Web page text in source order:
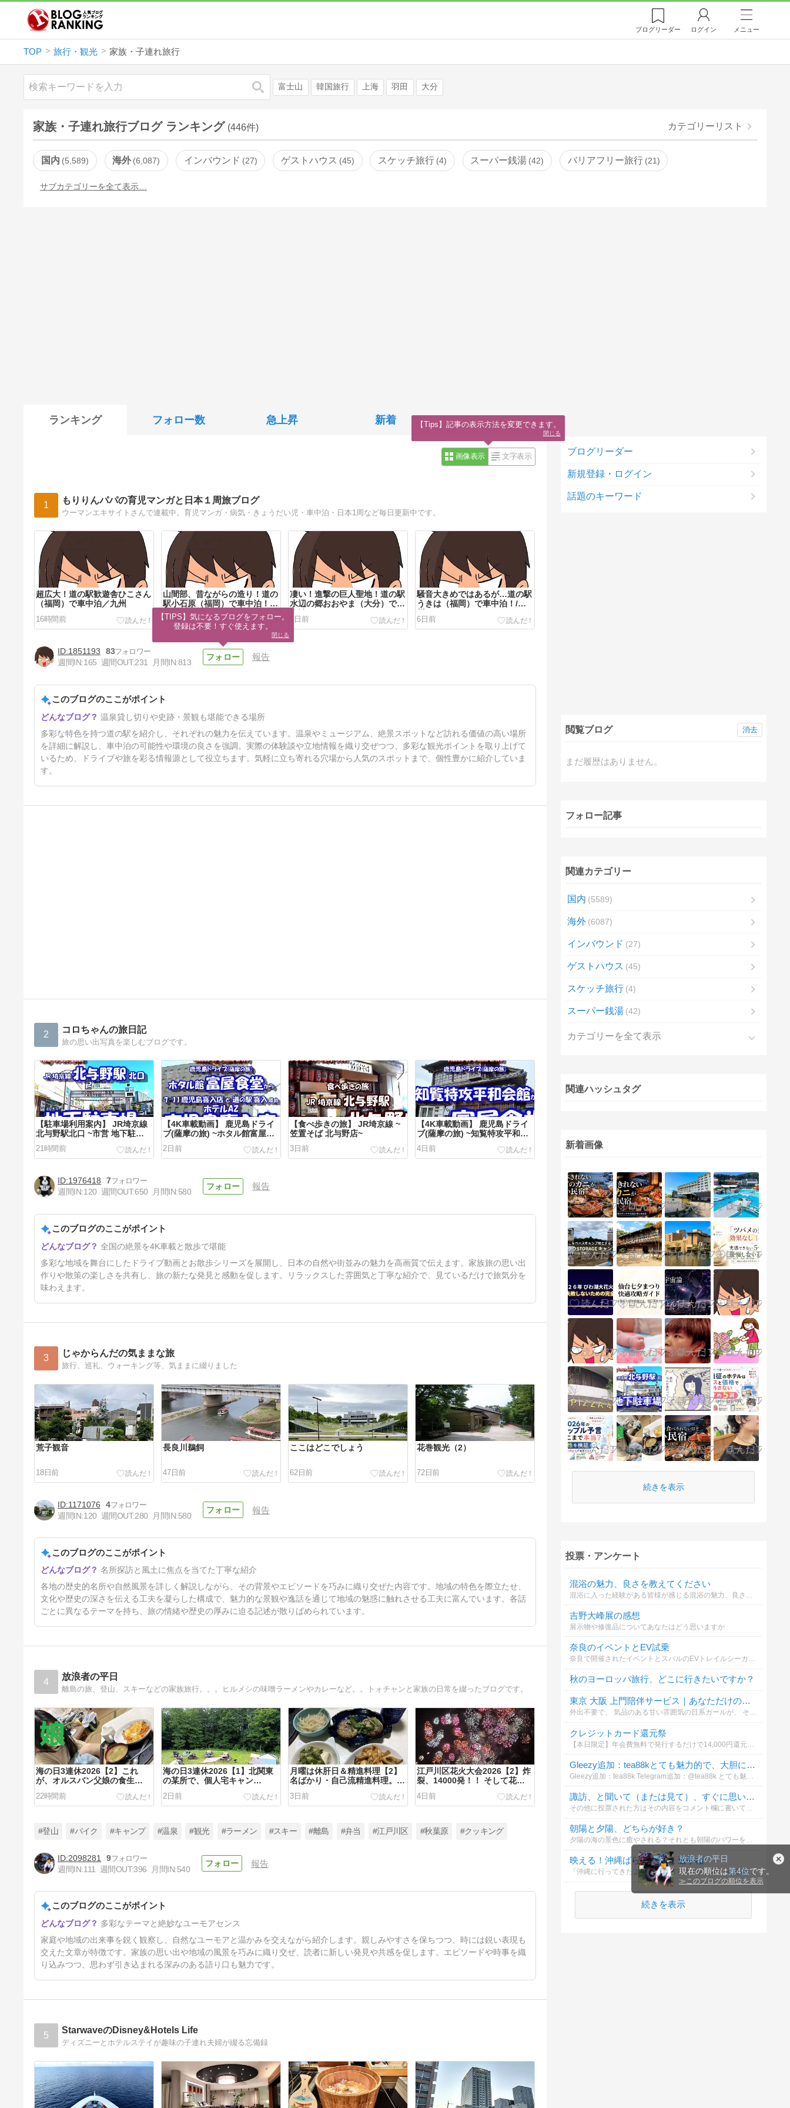
放浪者の平日
現在の順位は第4位です。
≫ このブログの順位を表示
ブログリーダー ログイン メニュー
TOP 旅行・観光 家族・子連れ旅行
検索 富士山 韓国旅行 上海 羽田 大分
家族・子連れ旅行ブログ ランキング (446件) カテゴリーリスト
国内 5,589 海外 6,087 インバウンド 27 ゲストハウス 45 スケッチ旅行 4 スーパー銭湯 42 バリアフリー旅行 21
サブカテゴリーを全て表示…
ランキング フォロー数 急上昇 新着
画像表示 文字表示
1 もりりんパパの育児マンガと日本１周旅ブログ
ウーマンエキサイトさんで連載中。育児マンガ・病気・きょうだい児・車中泊・日本1周など毎日更新中です。
超広大！道の駅歓遊舎ひこさん
（福岡）で車中泊／九州
16時間前
山間部、昔ながらの造り！道の
駅小石原（福岡）で車中泊！/
九州
2日前
凄い！進撃の巨人聖地！道の駅
水辺の郷おおやま（大分）で車
中泊
5日前
騒音大きめではあるが…道の駅
うきは（福岡）で車中泊！/九
6日前
景観抜群だがここは…道の駅う
ずしお（淡路島）で車中泊！/
8日前
1851193
83
週間IN:165 週間OUT:231 月間IN:813
報告
このブログのここがポイント
温泉貸し切りや史跡・景観も堪能できる場所
多彩な特色を持つ道の駅を紹介し、それぞれの魅力を伝えています。温泉やミュージアム、絶景スポットなど訪れる価値の高い場所
を詳細に解説し、車中泊の可能性や環境の良さを強調。実際の体験談や立地情報を織り交ぜつつ、多彩な観光ポイントを取り上げて
いるため、ドライブや旅を彩る情報源として役立ちます。気軽に立ち寄れる穴場から人気のスポットまで、個性豊かに紹介していま
す。
2 コロちゃんの旅日記
旅の思い出写真を楽しむブログです。
【駐車場利用案内】 JR埼京線
北与野駅北口 ~市営 地下駐車
場~
21時間前
【4K車載動画】 鹿児島ドライ
ブ(薩摩の旅) ~ホタル館富屋食
堂 から ホテルAZ鹿児島喜入店
~
2日前
【食べ歩きの旅】 JR埼京線 ~
笠置そば 北与野店~
3日前
【4K車載動画】 鹿児島ドライ
ブ(薩摩の旅) ~知覧特攻平和会
館 から ホタル館富屋食堂~
4日前
【4K車載動画】 さいたまドラ
イブ ~浦和駅 から ららぽーと
5日前
1976418
7
週間IN:120 週間OUT:650 月間IN:580
報告
このブログのここがポイント
全国の絶景を4K車載と散歩で堪能
多彩な地域を舞台にしたドライブ動画とお散歩シリーズを展開し、日本の自然や街並みの魅力を高画質で伝えます。家族旅の思い出
作りや散策の楽しさを共有し、旅の新たな発見と感動を促します。リラックスした雰囲気と丁寧な紹介で、見ているだけで旅気分を
味わえます。
3 じゃからんだの気ままな旅
旅行、巡礼、ウォーキング等、気ままに綴りました
荒子観音
18日前
長良川鵜飼
47日前
ここはどこでしょう
62日前
花巻観光（2）
72日前
花巻観光（１）
74日前
1171076
4
週間IN:120 週間OUT:280 月間IN:580
報告
このブログのここがポイント
名所探訪と風土に焦点を当てた丁寧な紹介
各地の歴史的名所や自然風景を詳しく解説しながら、その背景やエピソードを巧みに織り交ぜた内容です。地域の特色を際立たせ、
文化や歴史の深さを伝える工夫を凝らした構成で、魅力的な景観や逸話を通じて地域の魅惑に触れさせる工夫に富んでいます。各話
ごとに異なるテーマを持ち、旅の情緒や歴史の厚みに迫る記述が散りばめられています。
4 放浪者の平日
離島の旅、登山、スキーなどの家族旅行。。。ヒルメシの味噌ラーメンやカレーなど。。トォチャンと家族の日常を綴ったブログです。
海の日3連休2026【2】これ
が、オルスバン父娘の食生
終止符を。。。
22時間前
海の日3連休2026【1】北関東
の某所で、個人宅キャン
上！
2日前
月曜は休肝日＆精進料理【2】
名ばかり・自己流精進料理。。
3日前
江戸川区花火大会2026【2】炸
裂、14000発！！ そして花火
区）
4日前
年も本会場へ。。国民の100人
に1人が見る花火大会！！（東
京都江戸川区）
5日前
#登山 #バイク #キャンプ #温泉 #観光 #ラーメン #スキー #離島 #弁当 #江戸川区 #秋葉原 #クッキング
2098281
9
週間IN:111 週間OUT:396 月間IN:540
報告
このブログのここがポイント
多彩なテーマと絶妙なユーモアセンス
家庭や地域の出来事を鋭く観察し、自然なユーモアと温かみを交えながら紹介します。親しみやすさを保ちつつ、時には鋭い表現も
交えた文章が特徴です。家族の思い出や地域の風景を巧みに織り交ぜ、読者に新しい発見や共感を促します。エピソードや時事を織
り込みつつ、思わず引き込まれる深みのある語り口も魅力です。
5 StarwaveのDisney&Hotels Life
ディズニーとホテルステイが趣味の子連れ夫婦が綴る忘備録
ブログリーダー
新規登録・ログイン
話題のキーワード
閲覧ブログ
まだ履歴はありません。
消去
フォロー記事
関連カテゴリー
国内 5589
海外 6087
インバウンド 27
ゲストハウス 45
スケッチ旅行 4
スーパー銭湯 42
カテゴリーを全て表示
関連ハッシュタグ
新着画像
続きを表示
投票・アンケート
混浴の魅力、良さを教えてください
吉野大峰展の感想
展示物や修復品についてあなたはどう思いますか
奈良のイベントとEV試乗
奈良で開催されたイベントとスバルのEVトレイルシーカーの感想について
秋のヨーロッパ旅行、どこに行きたいですか？
東京 大阪 上門陪伴サービス｜あなただけの優しさが間もなく到着します
外出不要で、 気品のある甘い雰囲気の日系ガールが、 そっとあなたの側に現れ、リラックスした感覚的な時間へと導きます。 興味がある方はグーグルで「YL8861」を検索してみてください。想像以上のサプライズが待っています
クレジットカード還元祭
Gleezy追加：tea88kとても魅力的で、大胆に遊べる子です。
諏訪、と聞いて（または見て）、すぐに思い浮かぶもの・または行きたいと思う場所は？
その他に投票された方はその内容をコメント欄に書いてくださるとうれしいです。。また、その場合、諏訪地方に近接する場所でついでに行きたいと思う場所などでも結構です。。投票よろしくお願いいたします。。
朝陽と夕陽、どちらが好き？
夕陽の海の景色に癒やされる？それとも朝陽のパワーを感じる？
映える！沖縄ばらまき土産 選手権
「沖縄に行ってきたよ！」と笑顔で渡すお土産。職場や友人、家族など配る相手が多いと、何を選ぶか迷っちゃいますよね。
続きを表示
【TIPS】気になるブログをフォロー。
登録は不要！すぐ使えます。
閉じる
【Tips】記事の表示方法を変更できます。
閉じる